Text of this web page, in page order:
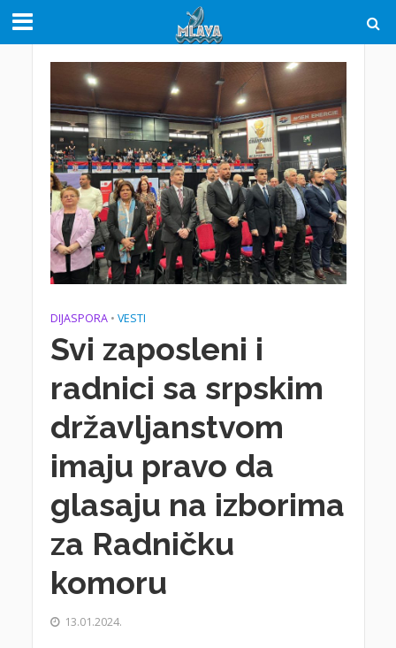
DIJASPORA • VESTI
Svi zaposleni i
radnici sa srpskim
državljanstvom
imaju pravo da
glasaju na izborima
za Radničku
komoru
13.01.2024.